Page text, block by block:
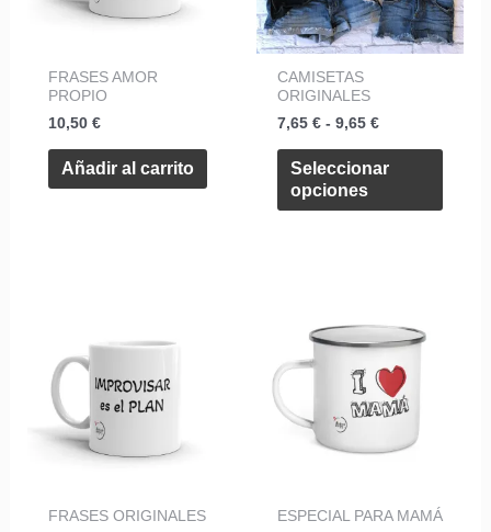
FRASES AMOR
PROPIO
10,50 €
Añadir al carrito
CAMISETAS
ORIGINALES
7,65€ - 9,65€
Seleccionar
opciones
Las
elegir
la
FRASES ORIGINALES ESPECIAL PARA MAMÁ